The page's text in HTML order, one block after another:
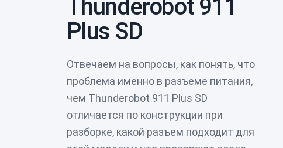
Thunderobot 911
Plus SD
Отвечаем на вопросы, как понять, что
проблема именно в разъеме питания,
чем Thunderobot 911 Plus SD
отличается по конструкции при
разборке, какой разъем подходит для